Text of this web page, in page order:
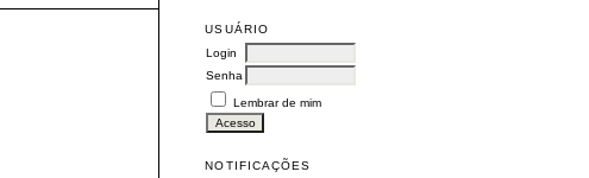
USUÁRIO
Login
Senha
Lembrar de mim
NOTIFICAÇÕES